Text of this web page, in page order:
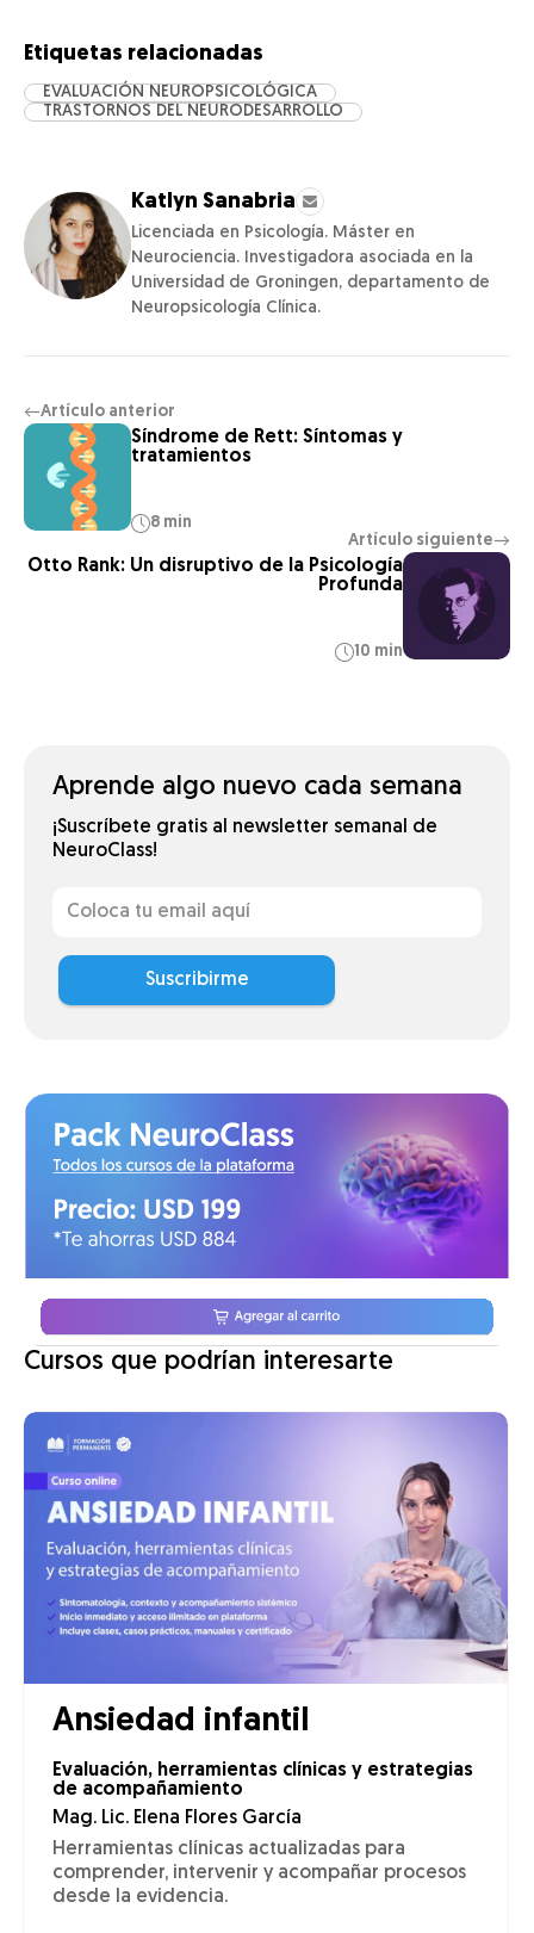
Etiquetas relacionadas
EVALUACIÓN NEUROPSICOLÓGICA
TRASTORNOS DEL NEURODESARROLLO
Katlyn Sanabria
Licenciada en Psicología. Máster en
Neurociencia. Investigadora asociada en la
Universidad de Groningen, departamento de
Neuropsicología Clínica.
←Artículo anterior
Síndrome de Rett: Síntomas y
tratamientos
8 min
Artículo siguiente→
Otto Rank: Un disruptivo de la Psicología
Profunda
10 min
Aprende algo nuevo cada semana
¡Suscríbete gratis al newsletter semanal de
NeuroClass!
Suscribirme
Cursos que podrían interesarte
Ansiedad infantil
Evaluación, herramientas clínicas y estrategias
de acompañamiento
Mag. Lic. Elena Flores García
Herramientas clínicas actualizadas para
comprender, intervenir y acompañar procesos
desde la evidencia.